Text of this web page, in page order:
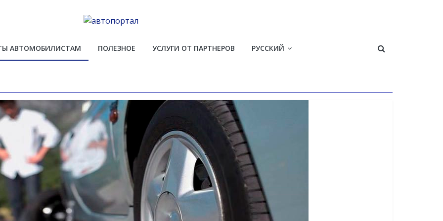
АВТОМОБИЛИСТАМ ПОЛЕЗНОЕ УСЛУГИ ОТ ПАРТНЕРОВ РУССКИЙ